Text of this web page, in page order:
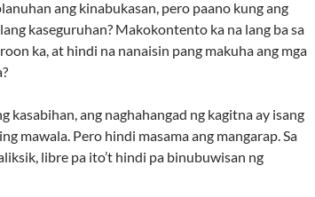
ang kinabukasan, pero paano kung ang
kaseguruhan? Makokontento ka na lang ba sa
ka, at hindi na nanaisin pang makuha ang mga
kasabihan, ang naghahangad ng kagitna ay isang
mawala. Pero hindi masama ang mangarap. Sa
libre pa ito’t hindi pa binubuwisan ng